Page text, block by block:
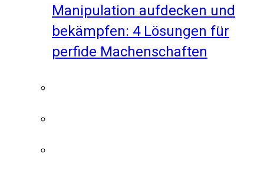
Manipulation aufdecken und
bekämpfen: 4 Lösungen für
perfide Machenschaften